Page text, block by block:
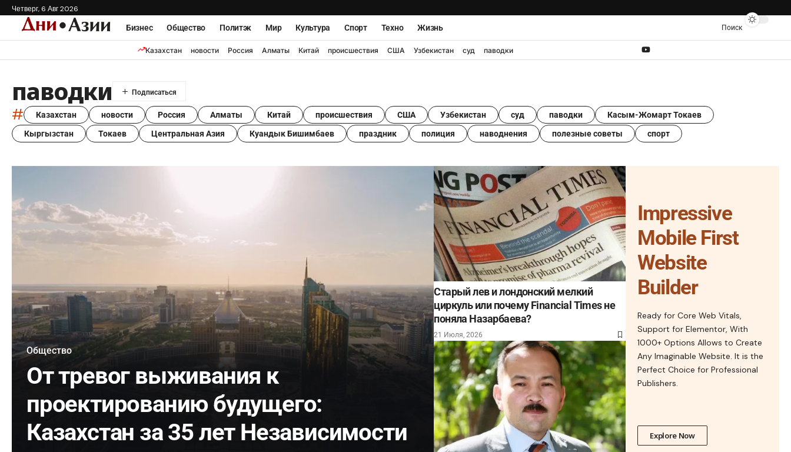
Четверг, 6 Авг 2026
Бизнес
Общество Политэк Мир Культура Спорт Техно Жизнь Поиск
Казахстан новости Россия Алматы Китай происшествия США Узбекистан суд паводки
паводки
# Казахстан новости Россия Алматы Китай происшествия США Узбекистан суд паводки Касым-Жомарт Токаев
Кыргызстан Токаев Центральная Азия Куандык Бишимбаев праздник полиция наводнения полезные советы спорт
Общество
От тревог выживания к
проектированию будущего:
Казахстан за 35 лет Независимости
Старый лев и лондонский мелкий
циркуль или почему Financial Times не
поняла Назарбаева?
21 Июля, 2026
Impressive
Mobile First
Website
Builder
Ready for Core Web Vitals,
Support for Elementor, With
1000+ Options Allows to Create
Any Imaginable Website. It is the
Perfect Choice for Professional
Publishers.
Explore Now